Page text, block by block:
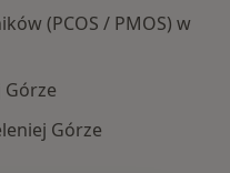
(PCOS / PMOS) w
Górze
Górze